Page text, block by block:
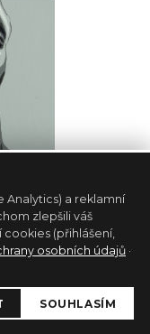
Analytics) a reklamní
zlepšili váš
cookies (přihlášení,
osobních údajů ·
SOUHLASÍM